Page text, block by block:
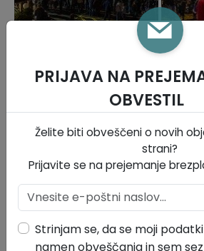
PRIJAVA NA
OBVESTIL
Želite biti obveščeni o novih
strani?
Prijavite se na prejemanje
Strinjam se, da se moji
namen obveščanja in sem